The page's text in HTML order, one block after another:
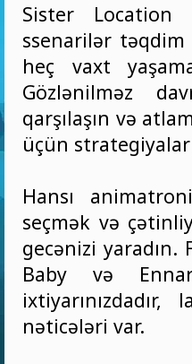
Sister Location
ssenarilər təqdim
heç vaxt
Gözlənilməz
qarşılaşın və
üçün
Hansı
seçmək və
gecənizi yaradın.
Baby və
nəticələri var.